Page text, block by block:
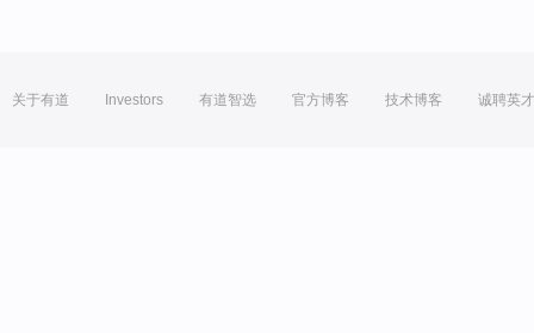
关于有道 Investors 有道智选 官方博客 技术博客 诚聘英才